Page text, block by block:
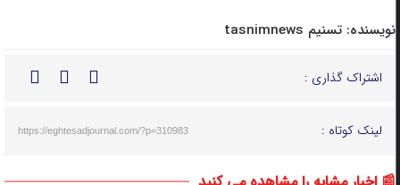
نویسنده: تسنیم tasnimnews
اشتراک گذاری :
لینک کوتاه : https://eghtesadjournal.com/?p=310983